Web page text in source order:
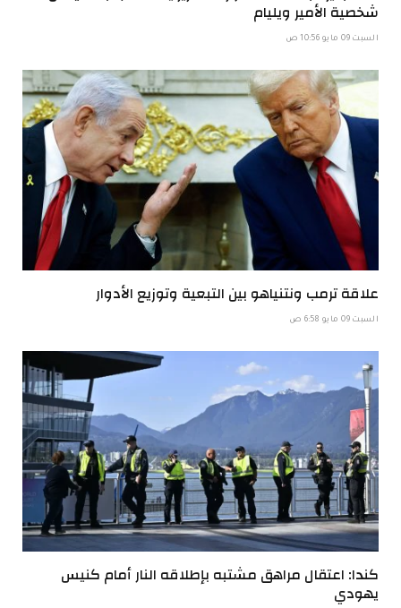
شخصية الأمير ويليام
السبت 09 مايو 10:56 ص
علاقة ترمب ونتنياهو بين التبعية وتوزيع الأدوار
السبت 09 مايو 6:58 ص
كندا: اعتقال مراهق مشتبه بإطلاقه النار أمام كنيس
يهودي